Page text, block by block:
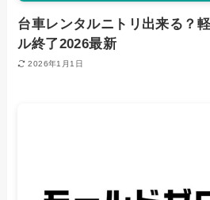
台車レンタルニトリ出来る？
ル終了2026最新
2026年1月1日